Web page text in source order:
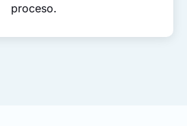
proceso.